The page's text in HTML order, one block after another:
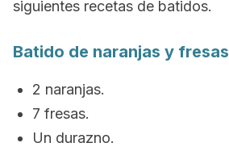
siguientes recetas de batidos.
Batido de naranjas y fresas
2 naranjas.
7 fresas.
Un durazno.